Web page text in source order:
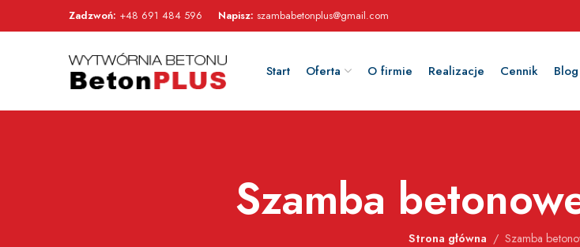
Zadzwoń: +48 691 484 596 Napisz: szambabetonplus@gmail.com
Start Oferta O firmie Realizacje Cennik Blog
Szamba
Strona główna Szamba